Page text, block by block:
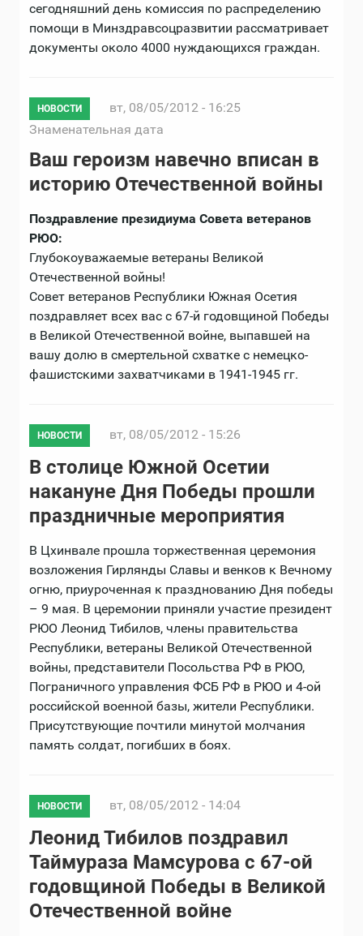
сегодняшний день комиссия по распределению
помощи в Минздравсоцразвитии рассматривает
документы около 4000 нуждающихся граждан.
НОВОСТИ
вт, 08/05/2012 - 16:25
Знаменательная дата
Ваш героизм навечно вписан в
историю Отечественной войны
Поздравление президиума Совета ветеранов
РЮО:
Глубокоуважаемые ветераны Великой
Отечественной войны!
Совет ветеранов Республики Южная Осетия
поздравляет всех вас с 67-й годовщиной Победы
в Великой Отечественной войне, выпавшей на
вашу долю в смертельной схватке с немецко-
фашистскими захватчиками в 1941-1945 гг.
НОВОСТИ вт, 08/05/2012 - 15:26
В столице Южной Осетии
накануне Дня Победы прошли
праздничные мероприятия
В Цхинвале прошла торжественная церемония
возложения Гирлянды Славы и венков к Вечному
огню, приуроченная к празднованию Дня победы
– 9 мая. В церемонии приняли участие президент
РЮО Леонид Тибилов, члены правительства
Республики, ветераны Великой Отечественной
войны, представители Посольства РФ в РЮО,
Пограничного управления ФСБ РФ в РЮО и 4-ой
российской военной базы, жители Республики.
Присутствующие почтили минутой молчания
память солдат, погибших в боях.
НОВОСТИ вт, 08/05/2012 - 14:04
Леонид Тибилов поздравил
Таймураза Мамсурова с 67-ой
годовщиной Победы в Великой
Отечественной войне